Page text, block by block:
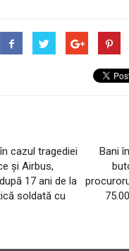
cazul tragediei
și Airbus,
17 ani de la
soldată cu
Bani